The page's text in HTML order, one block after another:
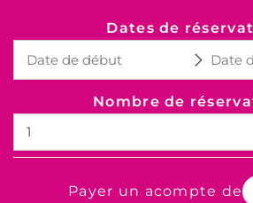
Dates de
Nombre de
Payer un acompte de